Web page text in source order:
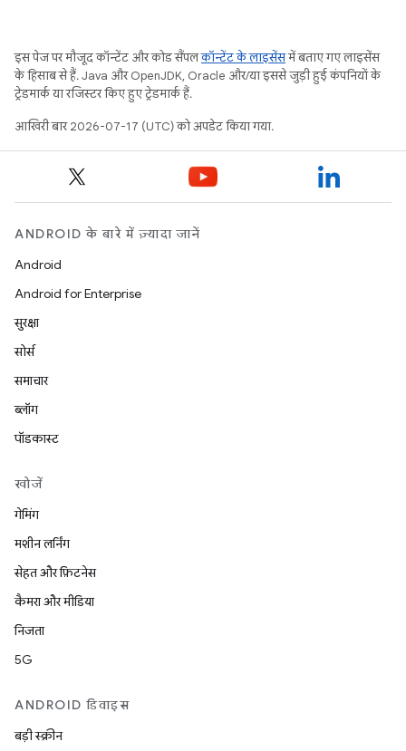
इस पेज पर मौजूद कॉन्टेंट और कोड सैंपलकॉन्टेंट के लाइसेंसमें बताए गए लाइसेंस
के हिसाब से हैं. Java और OpenJDK, Oracle और/या इससे जुड़ी हुई कंपनियों के
ट्रेडमार्क या रजिस्टर किए हुए ट्रेडमार्क हैं.
आखिरी बार 2026-07-17 (UTC) को अपडेट किया गया.
ANDROID के बारे में ज़्यादा जानें
Android
Android for Enterprise
सुरक्षा
सोर्स
समाचार
ब्लॉग
पॉडकास्ट
खोजें
गेमिंग
मशीन लर्निंग
सेहत और फ़िटनेस
कैमरा और मीडिया
निजता
5G
ANDROID डिवाइस
बड़ी स्क्रीन